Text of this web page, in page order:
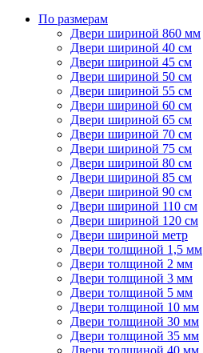
По размерам
Двери шириной 860 мм
Двери шириной 40 см
Двери шириной 45 см
Двери шириной 50 см
Двери шириной 55 см
Двери шириной 60 см
Двери шириной 65 см
Двери шириной 70 см
Двери шириной 75 см
Двери шириной 80 см
Двери шириной 85 см
Двери шириной 90 см
Двери шириной 110 см
Двери шириной 120 см
Двери шириной метр
Двери толщиной 1,5 мм
Двери толщиной 2 мм
Двери толщиной 3 мм
Двери толщиной 5 мм
Двери толщиной 10 мм
Двери толщиной 30 мм
Двери толщиной 35 мм
Двери толщиной 40 мм